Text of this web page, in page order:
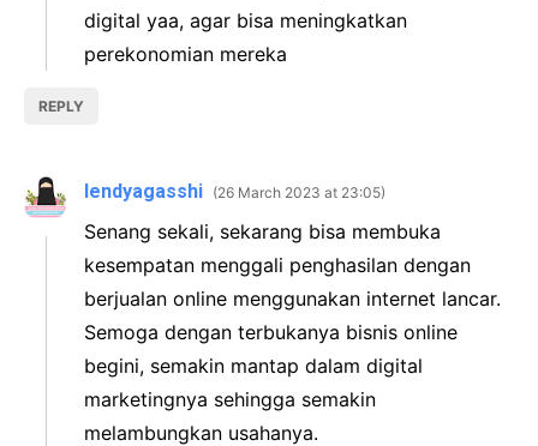
digital yaa, agar bisa meningkatkan
perekonomian mereka
REPLY
lendyagasshi 26 March 2023 at 23:05
Senang sekali, sekarang bisa membuka
kesempatan menggali penghasilan dengan
berjualan online menggunakan internet lancar.
Semoga dengan terbukanya bisnis online
begini, semakin mantap dalam digital
marketingnya sehingga semakin
melambungkan usahanya.